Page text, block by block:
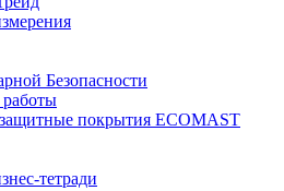
Безопасности
покрытия ECOMAST
тетради